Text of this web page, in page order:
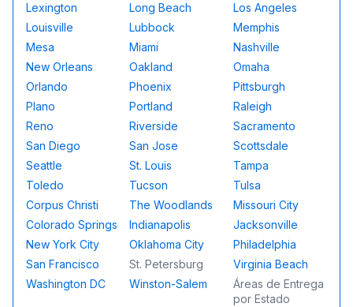
Lexington
Long Beach
Los Angeles
Louisville
Lubbock
Memphis
Mesa
Miami
Nashville
New Orleans
Oakland
Omaha
Orlando
Phoenix
Pittsburgh
Plano
Portland
Raleigh
Reno
Riverside
Sacramento
San Diego
San Jose
Scottsdale
Seattle
St. Louis
Tampa
Toledo
Tucson
Tulsa
Corpus Christi
The Woodlands
Missouri City
Colorado Springs
Indianapolis
Jacksonville
New York City
Oklahoma City
Philadelphia
San Francisco
St. Petersburg
Virginia Beach
Washington DC
Winston-Salem
Áreas de Entrega
por Estado